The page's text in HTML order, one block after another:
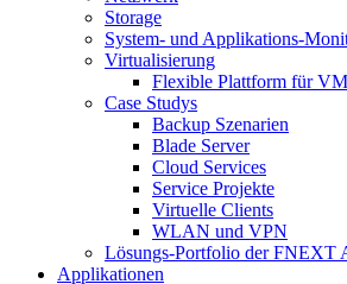
Storage
System- und Applikations-
Virtualisierung
Flexible Plattform für
Case Studys
Backup Szenarien
Blade Server
Cloud Services
Service Projekte
Virtuelle Clients
WLAN und VPN
Lösungs-Portfolio der FNEXT
Applikationen